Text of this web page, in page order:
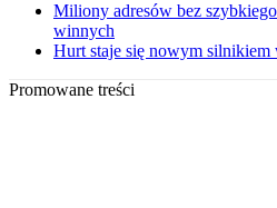
Miliony adresów bez
winnych
Hurt staje się nowym
Promowane treści